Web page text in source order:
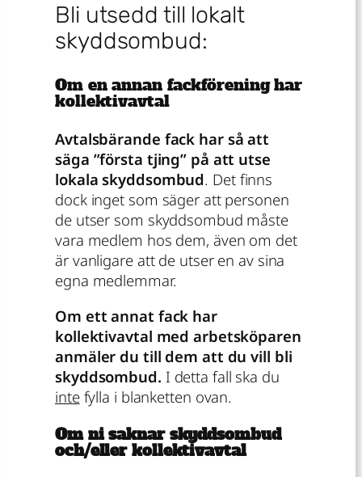
Bli utsedd till lokalt
skyddsombud:
Om en annan fackförening har
kollektivavtal
Avtalsbärande fack har så att
säga ”första tjing” på att utse
lokala skyddsombud. Det finns
dock inget som säger att personen
de utser som skyddsombud måste
vara medlem hos dem, även om det
är vanligare att de utser en av sina
egna medlemmar.
Om ett annat fack har
kollektivavtal med arbetsköparen
anmäler du till dem att du vill bli
skyddsombud. I detta fall ska du
intefylla i blanketten ovan.
Om ni saknar skyddsombud
och/eller kollektivavtal